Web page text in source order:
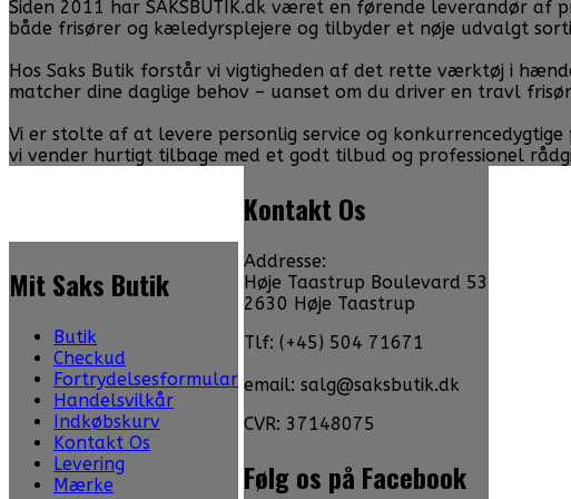
Siden 2011 har SAKSBUTIK.dk været en førende leverandør af
både frisører og kæledyrsplejere og tilbyder et nøje udvalgt
Hos Saks Butik forstår vi vigtigheden af det rette værktøj i
matcher dine daglige behov – uanset om du driver en travl
Vi er stolte af at levere personlig service og
vi vender hurtigt tilbage med et godt tilbud og professionel
Mit Saks Butik
Butik
Checkud
Fortrydelsesformular
Handelsvilkår
Indkøbskurv
Kontakt Os
Levering
Mærke
Kontakt Os
Addresse:
Høje Taastrup Boulevard 53
2630 Høje Taastrup
Tlf: (+45) 504 71671
email: salg@saksbutik.dk
CVR: 37148075
Følg os på Facebook